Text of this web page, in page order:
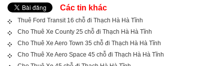
Các tin khác
Thuê Ford Transit 16 chỗ đi Thạch Hà Hà Tĩnh
Cho Thuê Xe County 25 chỗ đi Thạch Hà Hà Tĩnh
Cho Thuê Xe Aero Town 35 chỗ đi Thạch Hà Hà Tĩnh
Cho Thuê Xe Aero Space 45 chỗ đi Thạch Hà Hà Tĩnh